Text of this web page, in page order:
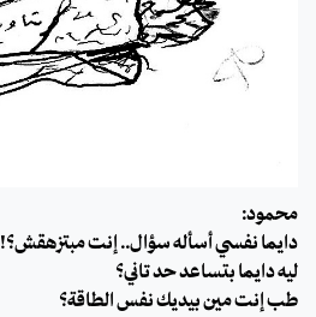
محمود:
دايمًا نفسي أسأله سؤال.. إنت مبتزهقش؟!
ليه دايمًا بتساعد حد تاني؟
طب إنت مين بيديك نفس الطاقة؟